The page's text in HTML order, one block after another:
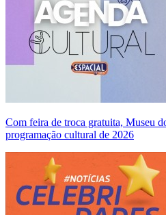
Com feira de troca gratuita, Museu
programação cultural de 2026